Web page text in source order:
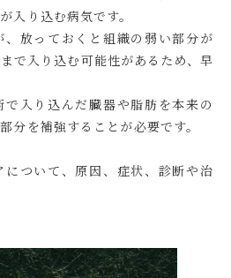
入り込む病気です。
放っておくと組織の弱い部分が
で入り込む可能性があるため、早
入り込んだ臓器や脂肪を本来の
分を補強することが必要です。
ついて、原因、症状、診断や治